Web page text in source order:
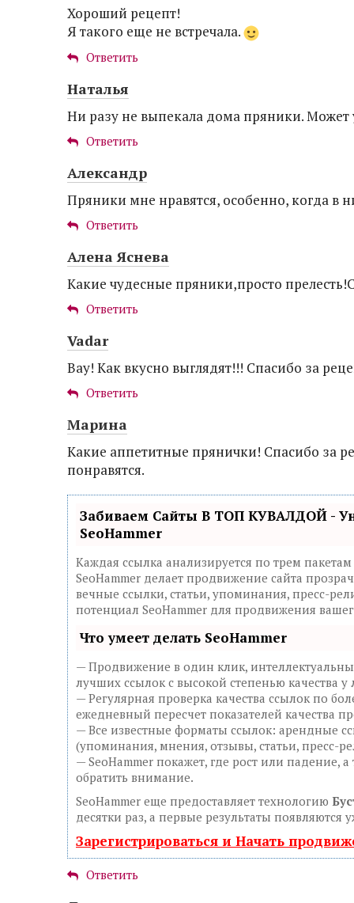
Хороший рецепт!
Я такого еще не встречала.
Ответить
Наталья
Ни разу не выпекала дома пряники. Может
Ответить
Александр
Пряники мне нравятся, особенно, когда в
Ответить
Алена Яснева
Какие чудесные пряники,просто
Ответить
Vadar
Вау! Как вкусно выглядят!!! Спасибо за
Ответить
Марина
Какие аппетитные прянички! Спасибо за
понравятся.
Забиваем Сайты В ТОП КУВАЛДОЙ -
SeoHammer
Каждая ссылка анализируется по трем
SeoHammer делает продвижение сайта
вечные ссылки, статьи, упоминания, пресс-
потенциал SeoHammer для продвижения
Что умеет делать SeoHammer
— Продвижение в один клик,
лучших ссылок с высокой степенью качества
— Регулярная проверка качества ссылок по
ежедневный пересчет показателей качества
— Все известные форматы ссылок: арендные
(упоминания, мнения, отзывы, статьи, пресс-
— SeoHammer покажет, где рост или падение,
обратить внимание.
SeoHammer еще предоставляет технологию
десятки раз, а первые результаты появляются
Зарегистрироваться и Начать
Ответить